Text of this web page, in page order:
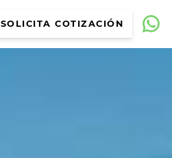
SOLICITA COTIZACIÓN